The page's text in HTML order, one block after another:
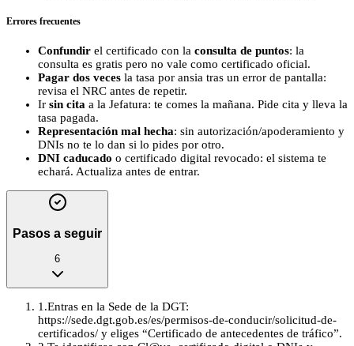
Errores frecuentes
Confundir el certificado con la consulta de puntos: la
consulta es gratis pero no vale como certificado oficial.
Pagar dos veces la tasa por ansia tras un error de pantalla:
revisa el NRC antes de repetir.
Ir sin cita a la Jefatura: te comes la mañana. Pide cita y lleva la
tasa pagada.
Representación mal hecha: sin autorización/apoderamiento y
DNIs no te lo dan si lo pides por otro.
DNI caducado o certificado digital revocado: el sistema te
echará. Actualiza antes de entrar.
Pasos a seguir
6
1 .Entras en la Sede de la DGT:
https://sede.dgt.gob.es/es/permisos-de-conducir/solicitud-de-
certificados/ y eliges “Certificado de antecedentes de tráfico”.